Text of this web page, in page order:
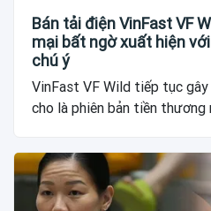
Bán tải điện VinFast VF
mại bất ngờ xuất hiện
chú ý
VinFast VF Wild tiếp tục gây
cho là phiên bản tiền thương